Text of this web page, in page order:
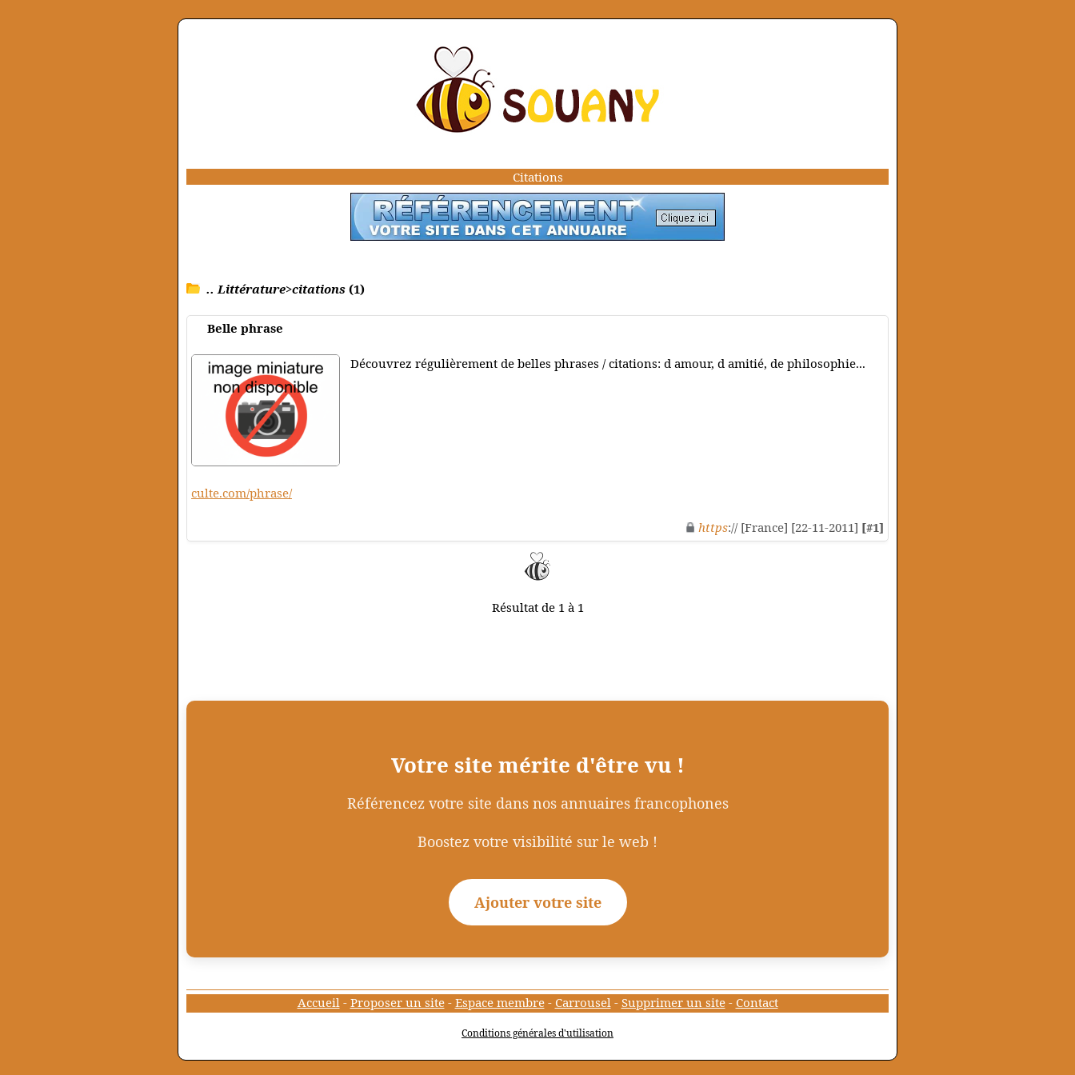
Citations
.. Littérature>citations (1)
Belle phrase
Découvrez régulièrement de belles phrases / citations: d amour, d amitié, de philosophie...
culte.com/phrase/
https:// [France] [22-11-2011] [#1]
Résultat de 1 à 1
Votre site mérite d'être vu !
Référencez votre site dans nos annuaires francophones
Boostez votre visibilité sur le web !
Ajouter votre site
Accueil - Proposer un site- Espace membre- Carrousel - Supprimer un site- Contact
Conditions générales d'utilisation